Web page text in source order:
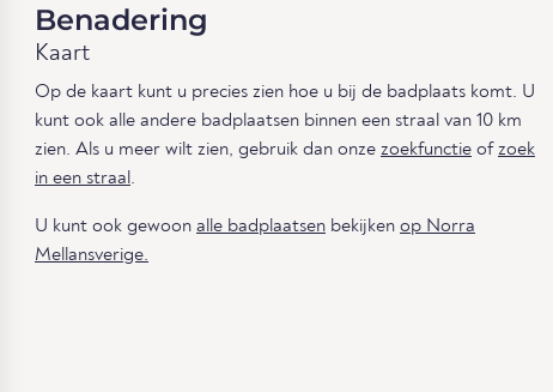
Benadering
Kaart
Op de kaart kunt u precies zien hoe u bij de badplaats komt. U
kunt ook alle andere badplaatsen binnen een straal van 10 km
zien. Als u meer wilt zien, gebruik dan onze zoekfunctie ofzoek
in een straal .
U kunt ook gewoon alle badplaatsen bekijken op Norra
Mellansverige.